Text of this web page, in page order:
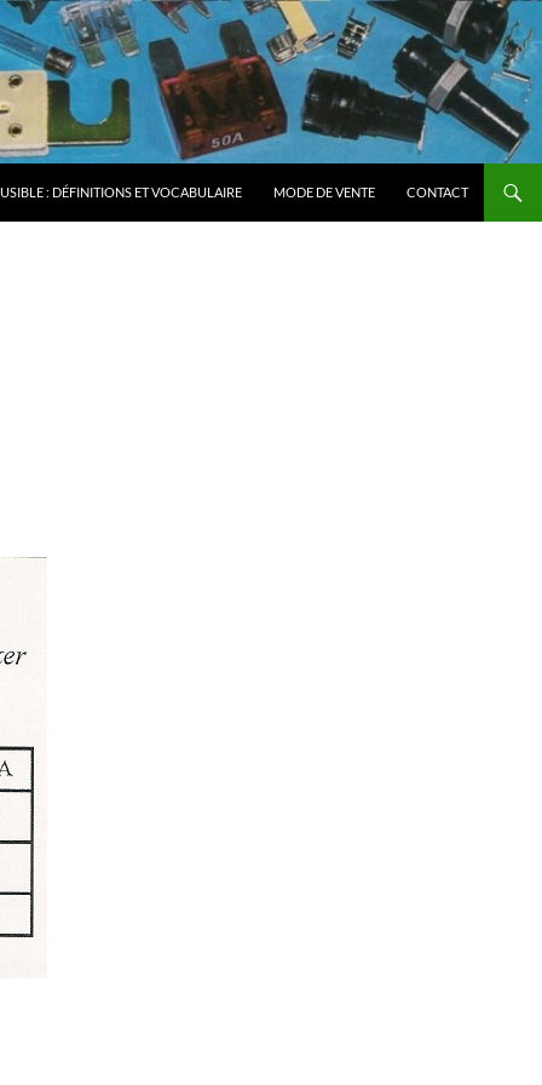
: DÉFINITIONS ET VOCABULAIRE MODE DE VENTE CONTACT